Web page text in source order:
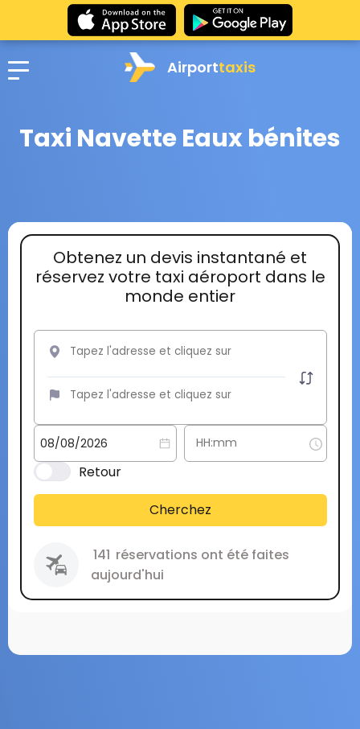
Airporttaxis
Taxi Navette Eaux bénites
Obtenez un devis instantané et
réservez votre taxi aéroport dans le
monde entier
Retour
Cherchez
141 réservations ont été faites
aujourd'hui